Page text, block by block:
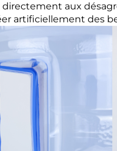
aux
artificiellement des